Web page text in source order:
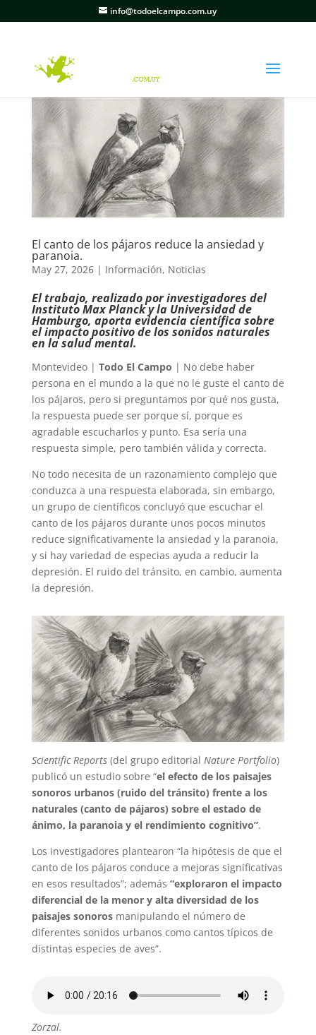
info@todoelcampo.com.uy
El canto de los pájaros reduce la ansiedad y
paranoia.
May 27, 2026| Información, Noticias
El trabajo, realizado por investigadores del
Instituto Max Planck y la Universidad de
Hamburgo, aporta evidencia científica sobre
el impacto positivo de los sonidos naturales
en la salud mental.
Montevideo | Todo El Campo | No debe haber
persona en el mundo a la que no le guste el canto de
los pájaros, pero si preguntamos por qué nos gusta,
la respuesta puede ser porque sí, porque es
agradable escucharlos y punto. Esa sería una
respuesta simple, pero también válida y correcta.
No todo necesita de un razonamiento complejo que
conduzca a una respuesta elaborada, sin embargo,
un grupo de científicos concluyó que escuchar el
canto de los pájaros durante unos pocos minutos
reduce significativamente la ansiedad y la paranoia,
y si hay variedad de especias ayuda a reducir la
depresión. El ruido del tránsito, en cambio, aumenta
la depresión.
Scientific Reports(del grupo editorial Nature Portfolio)
publicó un estudio sobre “el efecto de los paisajes
sonoros urbanos (ruido del tránsito) frente a los
naturales (canto de pájaros) sobre el estado de
ánimo, la paranoia y el rendimiento cognitivo”.
Los investigadores plantearon “la hipótesis de que el
canto de los pájaros conduce a mejoras significativas
en esos resultados”; además “exploraron el impacto
diferencial de la menor y alta diversidad de los
paisajes sonorosmanipulando el número de
diferentes sonidos urbanos como cantos típicos de
distintas especies de aves”.
Zorzal.